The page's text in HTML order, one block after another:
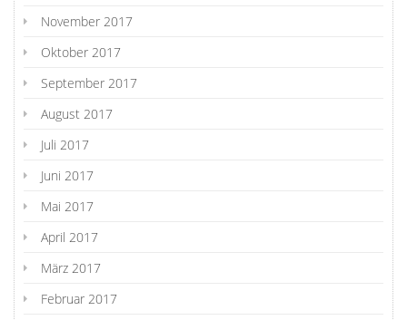
November 2017
Oktober 2017
September 2017
August 2017
Juli 2017
Juni 2017
Mai 2017
April 2017
März 2017
Februar 2017